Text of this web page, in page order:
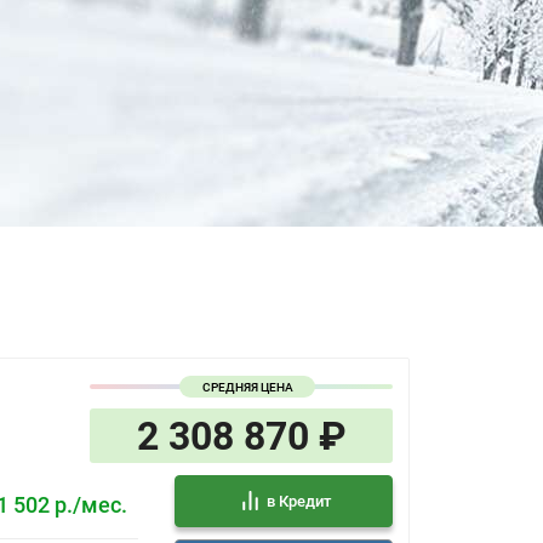
Акустическое остекление, передняя часть
Атмосферная многоцветная подсветка
дизайн элементов отделки
Динамические сигналы поворота
Светодиодные фары основного света
Светодиодные передние дневные ходовые
Светодиодные задние фонари
Боковые зеркала с электрической
СРЕДНЯЯ ЦЕНА
2 308 870 ₽
502 р./мес. в Кредит